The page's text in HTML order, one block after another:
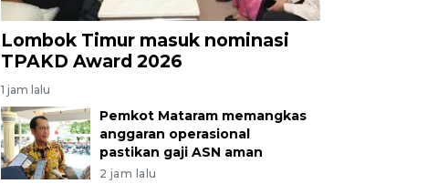
Lombok Timur masuk nominasi
TPAKD Award 2026
1 jam lalu
Pemkot Mataram memangkas
anggaran operasional
pastikan gaji ASN aman
2 jam lalu